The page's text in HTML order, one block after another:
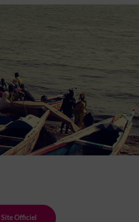
Site Officiel